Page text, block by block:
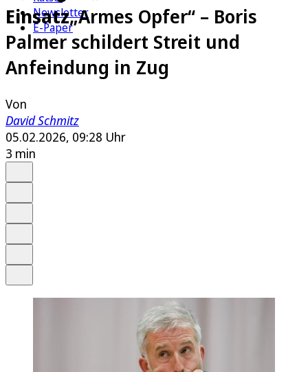
Newsletter
E-Paper
Einsatz„Armes Opfer“ – Boris
Palmer schildert Streit und
Anfeindung in Zug
Von
David Schmitz
05.02.2026, 09:28 Uhr
3 min